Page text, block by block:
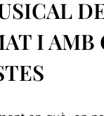
I AMB